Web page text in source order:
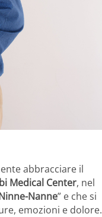
abbracciare il
Medical Center, nel
Nanne” e che si
emozioni e dolore.